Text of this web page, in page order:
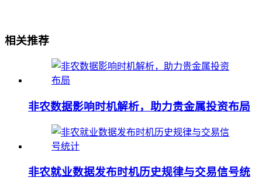
相关推荐
非农数据影响时机解析，助力贵金属投资布局
非农就业数据发布时机历史规律与交易信号统